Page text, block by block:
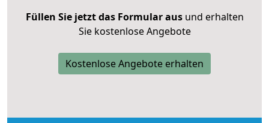
Füllen Sie jetzt das Formular ausund erhalten
Sie kostenlose Angebote
Kostenlose Angebote erhalten